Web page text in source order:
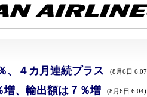
、４カ月連続プラス (8月6日
増、輸出額は７％増 (8月6日 6:04)